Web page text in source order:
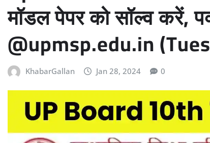
मॉडल पेपर को सॉल्व करें,
@upmsp.edu.in
KhabarGallan Jan 28, 2024 0